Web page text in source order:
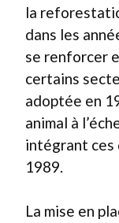
la
dans les
se renforcer
certains
adoptée en
animal à
intégrant ces
1989.
La mise en